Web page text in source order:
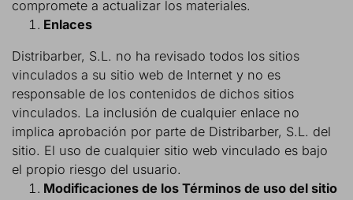
compromete a actualizar los materiales.
Enlaces
Distribarber, S.L. no ha revisado todos los sitios
vinculados a su sitio web de Internet y no es
responsable de los contenidos de dichos sitios
vinculados. La inclusión de cualquier enlace no
implica aprobación por parte de Distribarber, S.L. del
sitio. El uso de cualquier sitio web vinculado es bajo
el propio riesgo del usuario.
Modificaciones de los Términos de uso del sitio